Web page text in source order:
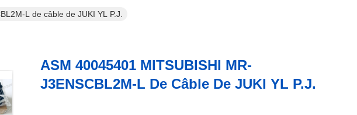
L de câble de JUKI YL P.J.
ASM 40045401 MITSUBISHI MR-
J3ENSCBL2M-L De Câble De JUKI YL P.J.